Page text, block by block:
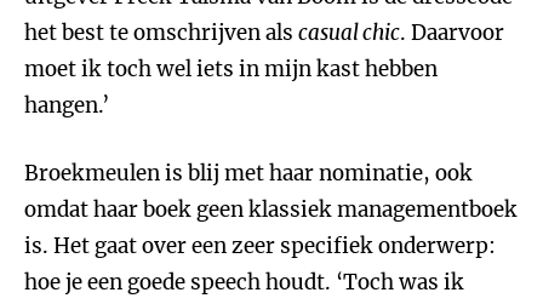
het best te omschrijven als casual chic. Daarvoor
moet ik toch wel iets in mijn kast hebben
hangen.’
Broekmeulen is blij met haar nominatie, ook
omdat haar boek geen klassiek managementboek
is. Het gaat over een zeer specifiek onderwerp:
hoe je een goede speech houdt. ‘Toch was ik